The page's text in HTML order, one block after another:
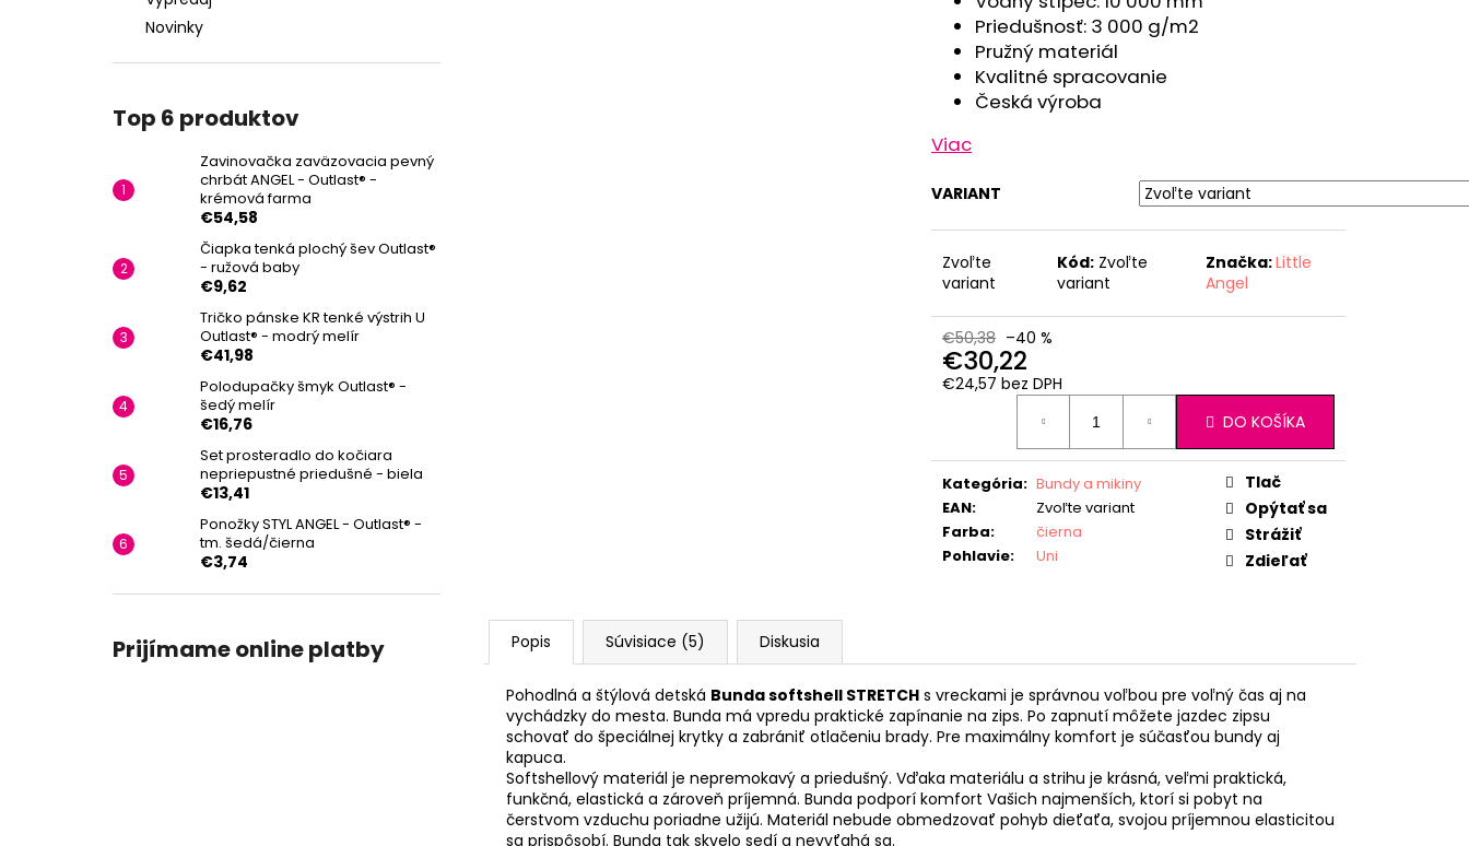
Novinky
Top 6 produktov
Zavinovačka zaväzovacia pevný
chrbát ANGEL - Outlast® -
krémová farma
€54,58
Čiapka tenká plochý šev Outlast®
- ružová baby
€9,62
Tričko pánske KR tenké výstrih U
Outlast® - modrý melír
€41,98
Polodupačky šmyk Outlast® -
šedý melír
€16,76
Set prosteradlo do kočiara
nepriepustné priedušné - biela
€13,41
Ponožky STYL ANGEL - Outlast® -
tm. šedá/čierna
€3,74
Prijímame online platby
Priedušnosť: 3 000 g/m2
Pružný materiál
Kvalitné spracovanie
Česká výroba
Viac
VARIANT
Zvoľte
variant
Kód: Zvoľte
variant
Značka:Little
Angel
€50,38 –40 %
€30,22
€24,57 bez DPH
DO KOŠÍKA
Kategória: Bundy a mikiny
EAN:
Zvoľte variant
Farba:
čierna
Pohlavie: Uni
Tlač
Opýtať sa
Strážiť
Zdieľať
Popis Súvisiace (5) Diskusia
Pohodlná a štýlová detská Bunda softshell STRETCH s vreckami je správnou voľbou pre voľný čas aj na
vychádzky do mesta. Bunda má vpredu praktické zapínanie na zips. Po zapnutí môžete jazdec zipsu
schovať do špeciálnej krytky a zabrániť otlačeniu brady. Pre maximálny komfort je súčasťou bundy aj
kapuca.
Softshellový materiál je nepremokavý a priedušný. Vďaka materiálu a strihu je krásná, veľmi praktická,
funkčná, elastická a zároveň príjemná. Bunda podporí komfort Vašich najmenších, ktorí si pobyt na
čerstvom vzduchu poriadne užijú. Materiál nebude obmedzovať pohyb dieťaťa, svojou príjemnou elasticitou
sa prispôsobí. Bunda tak skvelo sedí a nevyťahá sa.